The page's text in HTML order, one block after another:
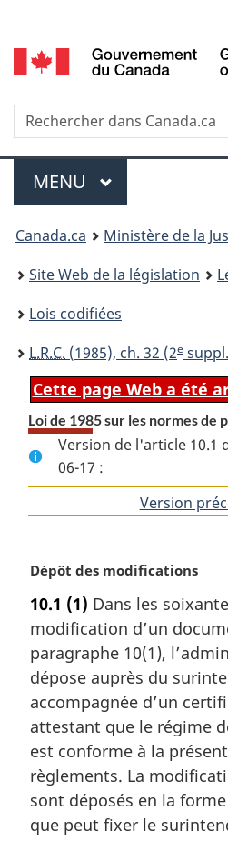
au
de
la
selection
Recherche
Menu
MENU PRINCIPAL
You
are
here:
Canada.ca
Ministère de la
Site Web de la législation
Lois codifiées
L.R.C. (1985), ch. 32 (2e
Cette page Web a été
Loi de 1985 sur les normes de
Version de l'article 10.1
06-17 :
Version
N
t
e
m
a
g
i
n
a
e
:
Dépôt des modifications
10.1 (1) Dans les
modification d’un
paragraphe 10(1),
dépose auprès du
accompagnée d’un
attestant que le régime
est conforme à la
règlements. La
sont déposés en la
que peut fixer le